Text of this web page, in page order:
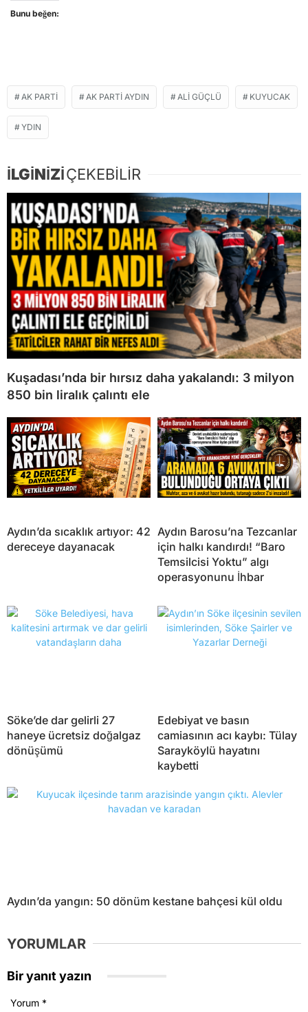
Bunu beğen:
AK PARTİ AK PARTİ AYDIN ALİ GÜÇLÜ KUYUCAK
YDIN
İLGİNİZİÇEKEBİLİR
Kuşadası’nda bir hırsız daha yakalandı: 3 milyon
850 bin liralık çalıntı ele
Aydın’da sıcaklık artıyor: 42
dereceye dayanacak
Aydın Barosu’na Tezcanlar
için halkı kandırdı! “Baro
Temsilcisi Yoktu” algı
operasyonunu İhbar
Söke’de dar gelirli 27
haneye ücretsiz doğalgaz
dönüşümü
Edebiyat ve basın
camiasının acı kaybı: Tülay
Sarayköylü hayatını
kaybetti
Aydın’da yangın: 50 dönüm kestane bahçesi kül oldu
YORUMLAR
Bir yanıt yazın
Yorum *